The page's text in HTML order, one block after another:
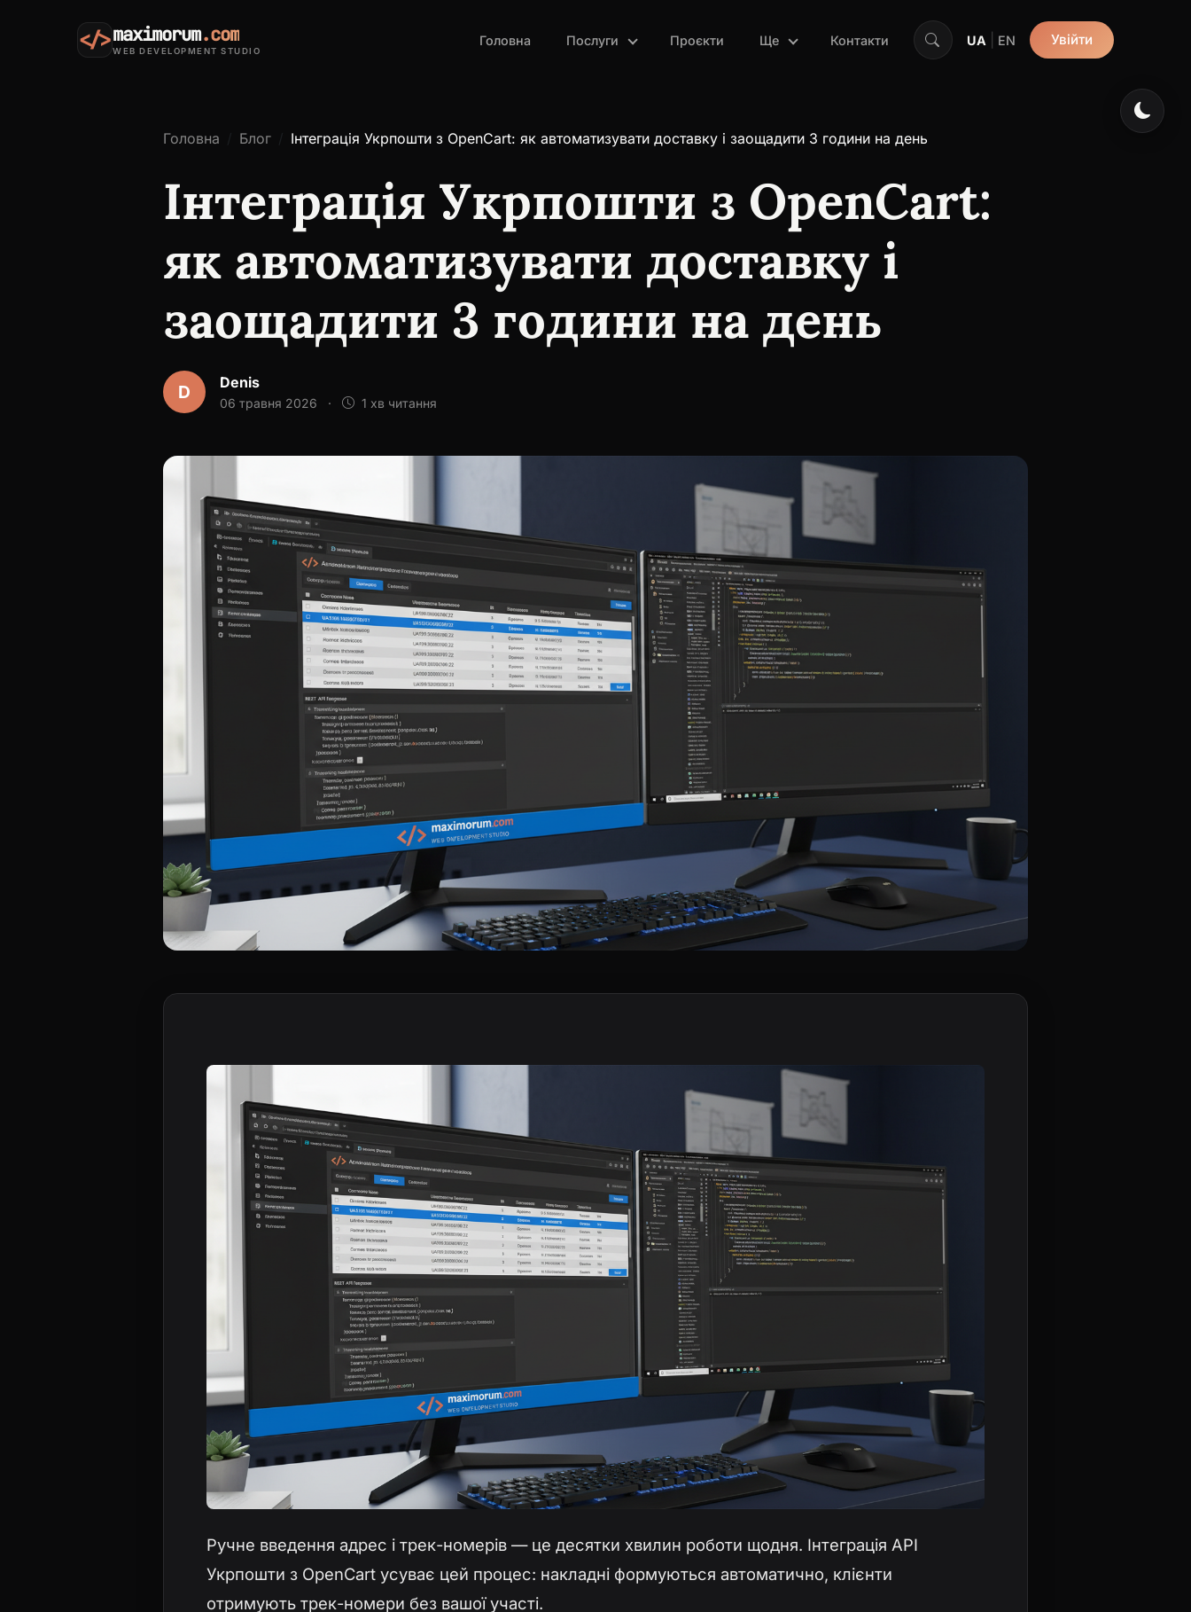
</>maximorum.com
WEB DEVELOPMENT STUDIO
Головна Послуги Проєкти Ще Контакти UA EN Увійти
Головна Блог Інтеграція Укрпошти з OpenCart: як автоматизувати доставку і заощадити 3 години на день
Інтеграція Укрпошти з OpenCart:
як автоматизувати доставку і
заощадити 3 години на день
D Denis
06 травня 2026 · 1 хв читання
Ручне введення адрес і трек-номерів — це десятки хвилин роботи щодня. Інтеграція API
Укрпошти з OpenCart усуває цей процес: накладні формуються автоматично, клієнти
отримують трек-номери без вашої участі.